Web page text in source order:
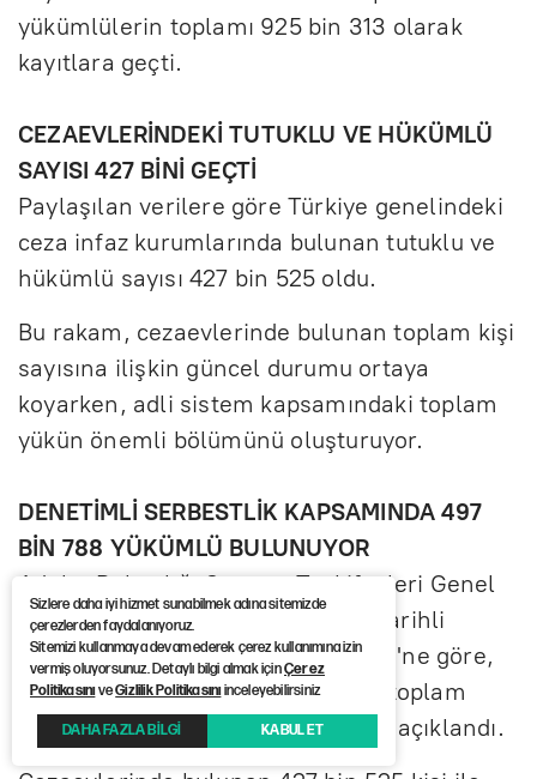
yükümlülerin toplamı 925 bin 313 olarak
kayıtlara geçti.
CEZAEVLERİNDEKİ TUTUKLU VE HÜKÜMLÜ
SAYISI 427 BİNİ GEÇTİ
Paylaşılan verilere göre Türkiye genelindeki
ceza infaz kurumlarında bulunan tutuklu ve
hükümlü sayısı 427 bin 525 oldu.
Bu rakam, cezaevlerinde bulunan toplam kişi
sayısına ilişkin güncel durumu ortaya
koyarken, adli sistem kapsamındaki toplam
yükün önemli bölümünü oluşturuyor.
DENETİMLİ SERBESTLİK KAPSAMINDA 497
BİN 788 YÜKÜMLÜ BULUNUYOR
Adalet Bakanlığı Ceza ve Tevkifevleri Genel
Müdürlüğü'nün 30 Haziran 2026 tarihli
"Denetimli Serbestlik İstatistikleri"ne göre,
denetim ve takip altında bulunan toplam
yükümlü sayısı 497 bin 788 olarak açıklandı.
Sizlere daha iyi hizmet sunabilmek adına sitemizde
çerezlerden faydalanıyoruz.
Sitemizi kullanmaya devam ederek çerez kullanımına izin
vermiş oluyorsunuz. Detaylı bilgi almak içinÇerez
PolitikasınıveGizlilik Politikasınıinceleyebilirsiniz
DAHA FAZLA BİLGİ KABUL ET